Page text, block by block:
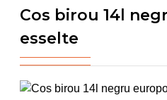
Cos birou 14l
esselte